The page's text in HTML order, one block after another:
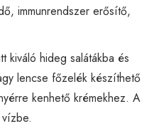
immunrendszer erősítő,
kiváló hideg salátákba és
lencse főzelék készíthető
kenhető krémekhez. A